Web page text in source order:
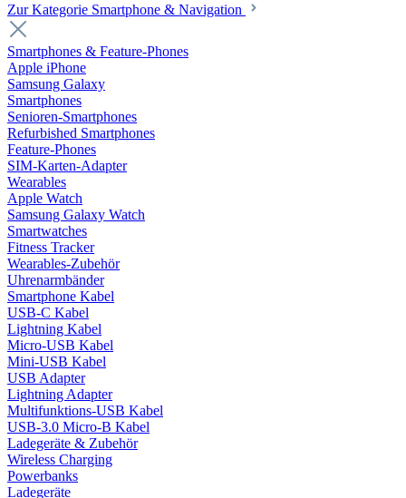
Zur Kategorie Smartphone & Navigation
Smartphones & Feature-Phones
Apple iPhone
Samsung Galaxy
Smartphones
Senioren-Smartphones
Refurbished Smartphones
Feature-Phones
SIM-Karten-Adapter
Wearables
Apple Watch
Samsung Galaxy Watch
Smartwatches
Fitness Tracker
Wearables-Zubehör
Uhrenarmbänder
Smartphone Kabel
USB-C Kabel
Lightning Kabel
Micro-USB Kabel
Mini-USB Kabel
USB Adapter
Lightning Adapter
Multifunktions-USB Kabel
USB-3.0 Micro-B Kabel
Ladegeräte & Zubehör
Wireless Charging
Powerbanks
Ladegeräte